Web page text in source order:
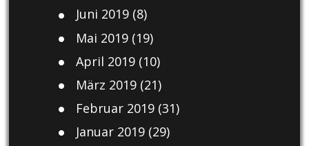
Juni 2019(8)
Mai 2019(19)
April 2019(10)
März 2019(21)
Februar 2019(31)
Januar 2019(29)